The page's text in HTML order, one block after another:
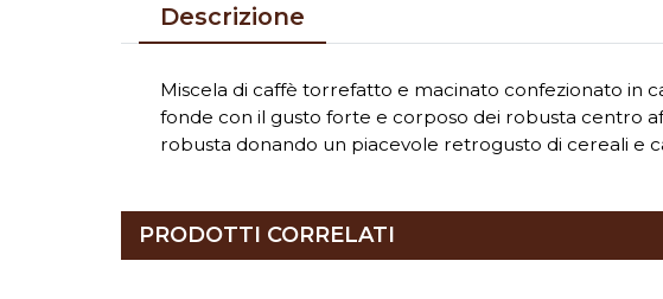
Descrizione
Miscela di caffè torrefatto e macinato confezionato in
fonde con il gusto forte e corposo dei robusta centro
robusta donando un piacevole retrogusto di cereali e
PRODOTTI CORRELATI